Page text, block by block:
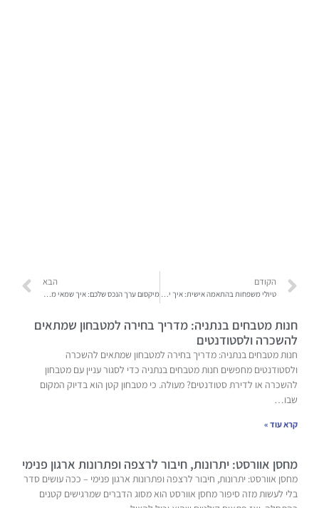
הקודם
טיולי משפחות בהתאמה אישית: איך יוצרים זיכרונות שאי אפשר לשכוח?
הבא
מיקסום ערך הנכס שלכם: איך שמאי מקרקעין הופך את המכירה שלכם לזהב אמיתי
חנות מטבחים בנתניה: מדריך בחירה למטבחון שמתאים
להשכרה ולסטודנטים
חנות מטבחים בנתניה: מדריך בחירה למטבחון שמתאים להשכרה
ולסטודנטים מחפשים חנות מטבחים בנתניה כדי לסגור עניין עם מטבחון
להשכרה או לדירת סטודנטים? מעולה. כי מטבחון קטן הוא בדיוק המקום
שבו…
קרא עוד »
מחסן אוורסט: יתרונות, חיבור לרצפה ופתרונות ארגון פנימי
מחסן אוורסט: יתרונות, חיבור לרצפה ופתרונות ארגון פנימי – ככה עושים סדר
בלי לעשות מזה סיפור מחסן אוורסט הוא מסוג הדברים שמרגישים קטנים